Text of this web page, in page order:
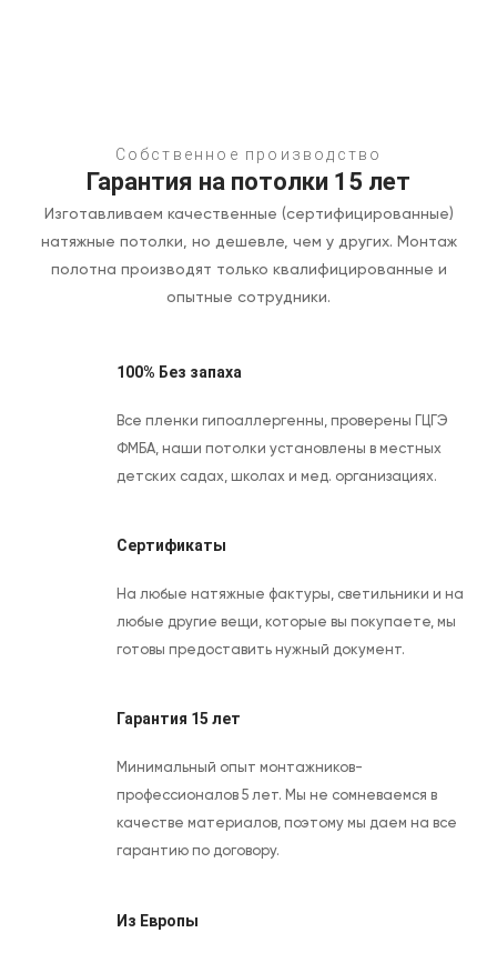
Собственное производство
Гарантия на потолки 15 лет
Изготавливаем качественные (сертифицированные)
натяжные потолки, но дешевле, чем у других. Монтаж
полотна производят только квалифицированные и
опытные сотрудники.
100% Без запаха
Все пленки гипоаллергенны, проверены ГЦГЭ
ФМБА, наши потолки установлены в местных
детских садах, школах и мед. организациях.
Сертификаты
На любые натяжные фактуры, светильники и на
любые другие вещи, которые вы покупаете, мы
готовы предоставить нужный документ.
Гарантия 15 лет
Минимальный опыт монтажников-
профессионалов 5 лет. Мы не сомневаемся в
качестве материалов, поэтому мы даем на все
гарантию по договору.
Из Европы